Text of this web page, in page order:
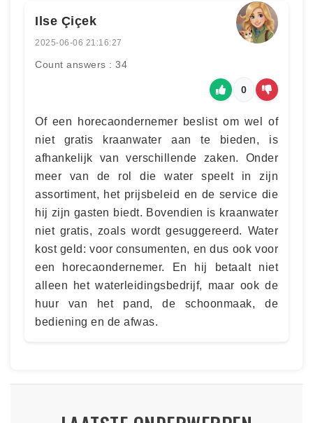
Ilse Çiçek
2025-06-06 21:16:27
Count answers : 34
0
Of een horecaondernemer beslist om wel of
niet gratis kraanwater aan te bieden, is
afhankelijk van verschillende zaken. Onder
meer van de rol die water speelt in zijn
assortiment, het prijsbeleid en de service die
hij zijn gasten biedt. Bovendien is kraanwater
niet gratis, zoals wordt gesuggereerd. Water
kost geld: voor consumenten, en dus ook voor
een horecaondernemer. En hij betaalt niet
alleen het waterleidingsbedrijf, maar ook de
huur van het pand, de schoonmaak, de
bediening en de afwas.